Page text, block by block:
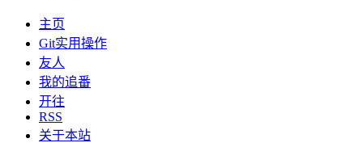
主页
Git实用操作
友人
我的追番
开往
RSS
关于本站